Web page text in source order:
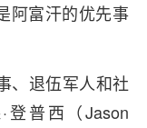
阿富汗的优先事
、退伍军人和社
普西（Jason